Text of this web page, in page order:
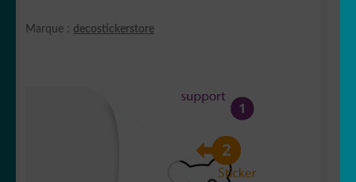
Marque : decostickerstore